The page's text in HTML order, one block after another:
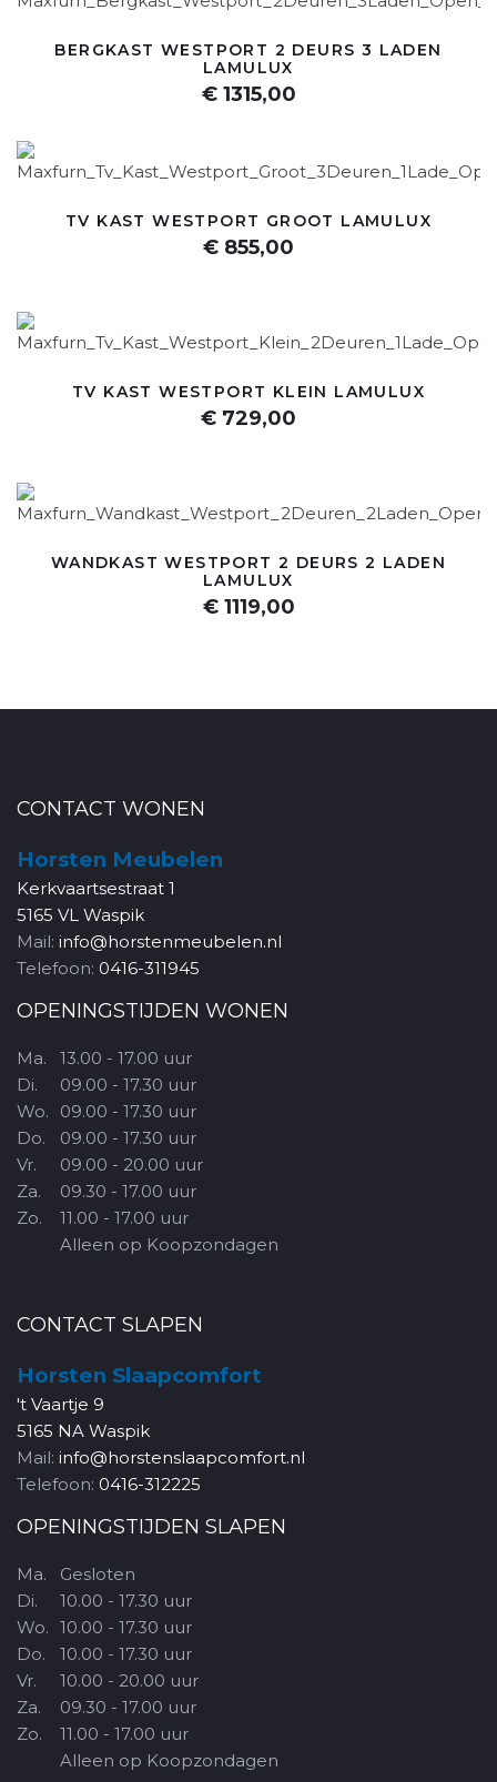
BERGKAST WESTPORT 2 DEURS 3 LADEN
LAMULUX
€ 1315,00
TV KAST WESTPORT GROOT LAMULUX
€ 855,00
TV KAST WESTPORT KLEIN LAMULUX
€ 729,00
WANDKAST WESTPORT 2 DEURS 2 LADEN
LAMULUX
€ 1119,00
CONTACT WONEN
Horsten Meubelen
Kerkvaartsestraat 1
5165 VL Waspik
Mail: info@horstenmeubelen.nl
Telefoon: 0416-311945
OPENINGSTIJDEN WONEN
Ma.
Di.
Wo.
Do.
Vr.
Za.
Zo.
13.00 - 17.00 uur
09.00 - 17.30 uur
09.00 - 17.30 uur
09.00 - 17.30 uur
09.00 - 20.00 uur
09.30 - 17.00 uur
11.00 - 17.00 uur
Alleen op Koopzondagen
CONTACT SLAPEN
Horsten Slaapcomfort
't Vaartje 9
5165 NA Waspik
Mail: info@horstenslaapcomfort.nl
Telefoon: 0416-312225
OPENINGSTIJDEN SLAPEN
Ma.
Di.
Wo.
Do.
Vr.
Za.
Zo.
Gesloten
10.00 - 17.30 uur
10.00 - 17.30 uur
10.00 - 17.30 uur
10.00 - 20.00 uur
09.30 - 17.00 uur
11.00 - 17.00 uur
Alleen op Koopzondagen